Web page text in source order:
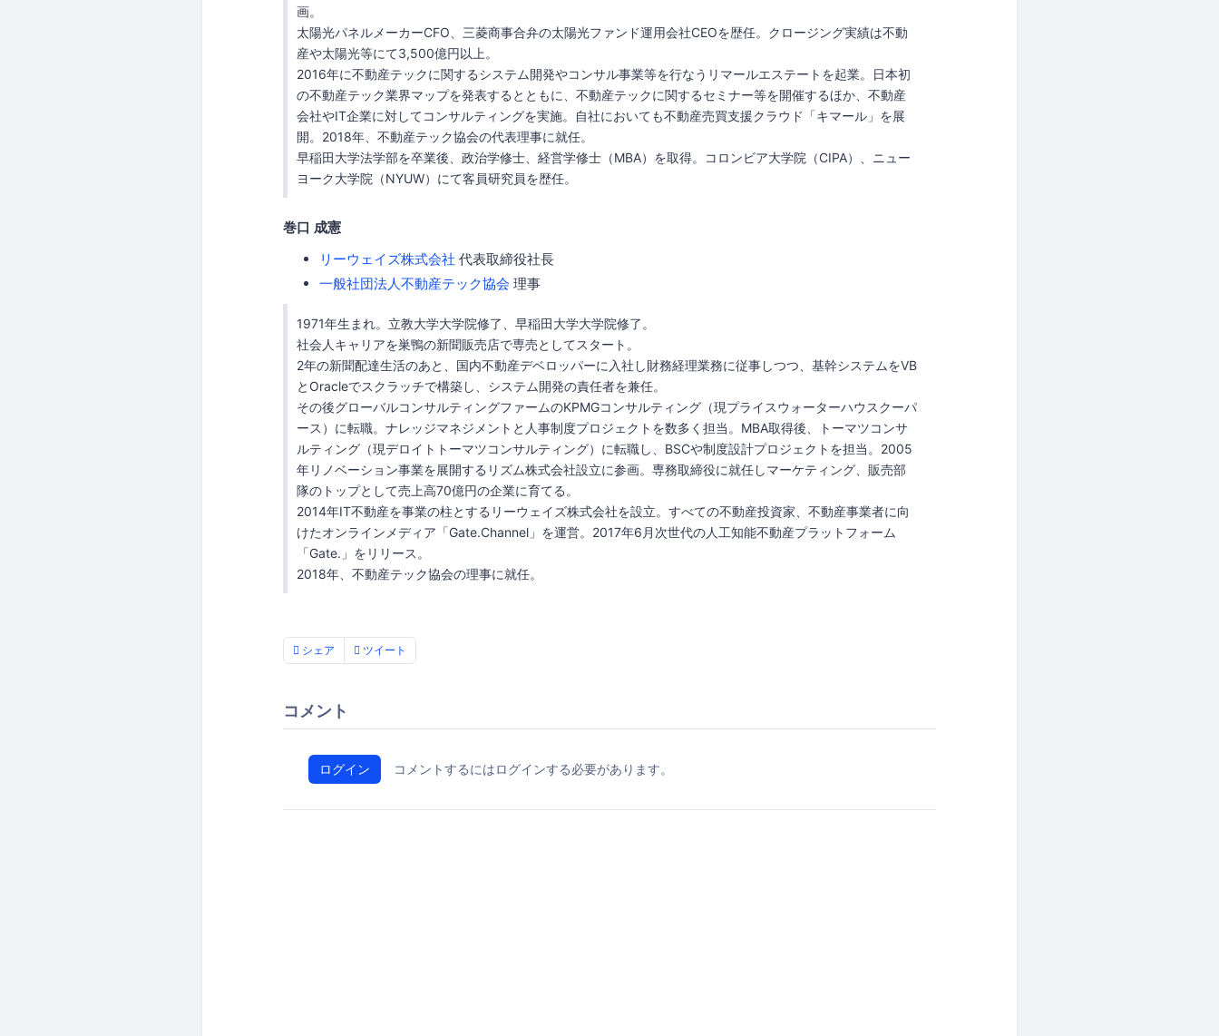
画。
太陽光パネルメーカーCFO、三菱商事合弁の太陽光ファンド運用会社CEOを歴任。クロージング実績は不動
産や太陽光等にて3,500億円以上。
2016年に不動産テックに関するシステム開発やコンサル事業等を行なうリマールエステートを起業。日本初
の不動産テック業界マップを発表するとともに、不動産テックに関するセミナー等を開催するほか、不動産
会社やIT企業に対してコンサルティングを実施。自社においても不動産売買支援クラウド「キマール」を展
開。2018年、不動産テック協会の代表理事に就任。
早稲田大学法学部を卒業後、政治学修士、経営学修士（MBA）を取得。コロンビア大学院（CIPA）、ニュー
ヨーク大学院（NYUW）にて客員研究員を歴任。
巻口 成憲
リーウェイズ株式会社 代表取締役社長
一般社団法人不動産テック協会 理事
1971年生まれ。立教大学大学院修了、早稲田大学大学院修了。
社会人キャリアを巣鴨の新聞販売店で専売としてスタート。
2年の新聞配達生活のあと、国内不動産デベロッパーに入社し財務経理業務に従事しつつ、基幹システムをVB
とOracleでスクラッチで構築し、システム開発の責任者を兼任。
その後グローバルコンサルティングファームのKPMGコンサルティング（現プライスウォーターハウスクーパ
ース）に転職。ナレッジマネジメントと人事制度プロジェクトを数多く担当。MBA取得後、トーマツコンサ
ルティング（現デロイトトーマツコンサルティング）に転職し、BSCや制度設計プロジェクトを担当。2005
年リノベーション事業を展開するリズム株式会社設立に参画。専務取締役に就任しマーケティング、販売部
隊のトップとして売上高70億円の企業に育てる。
2014年IT不動産を事業の柱とするリーウェイズ株式会社を設立。すべての不動産投資家、不動産事業者に向
けたオンラインメディア「Gate.Channel」を運営。2017年6月次世代の人工知能不動産プラットフォーム
「Gate.」をリリース。
2018年、不動産テック協会の理事に就任。
シェア ツイート
コメント
ログイン コメントするにはログインする必要があります。